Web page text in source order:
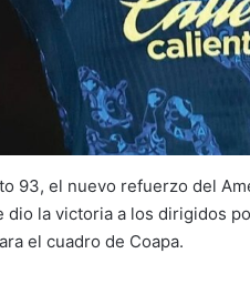
93, el nuevo refuerzo del
dio la victoria a los dirigidos
el cuadro de Coapa.